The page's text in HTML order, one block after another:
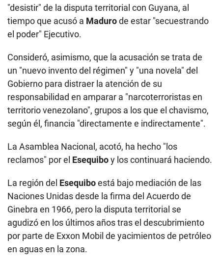
"desistir" de la disputa territorial con Guyana, al
tiempo que acusó a Madurode estar "secuestrando
el poder" Ejecutivo.
Consideró, asimismo, que la acusación se trata de
un "nuevo invento del régimen" y "una novela" del
Gobierno para distraer la atención de su
responsabilidad en amparar a "narcoterroristas en
territorio venezolano", grupos a los que el chavismo,
según él, financia "directamente e indirectamente".
La Asamblea Nacional, acotó, ha hecho "los
reclamos" por el Esequiboy los continuará haciendo.
La región del Esequiboestá bajo mediación de las
Naciones Unidas desde la firma del Acuerdo de
Ginebra en 1966, pero la disputa territorial se
agudizó en los últimos años tras el descubrimiento
por parte de Exxon Mobil de yacimientos de petróleo
en aguas en la zona.